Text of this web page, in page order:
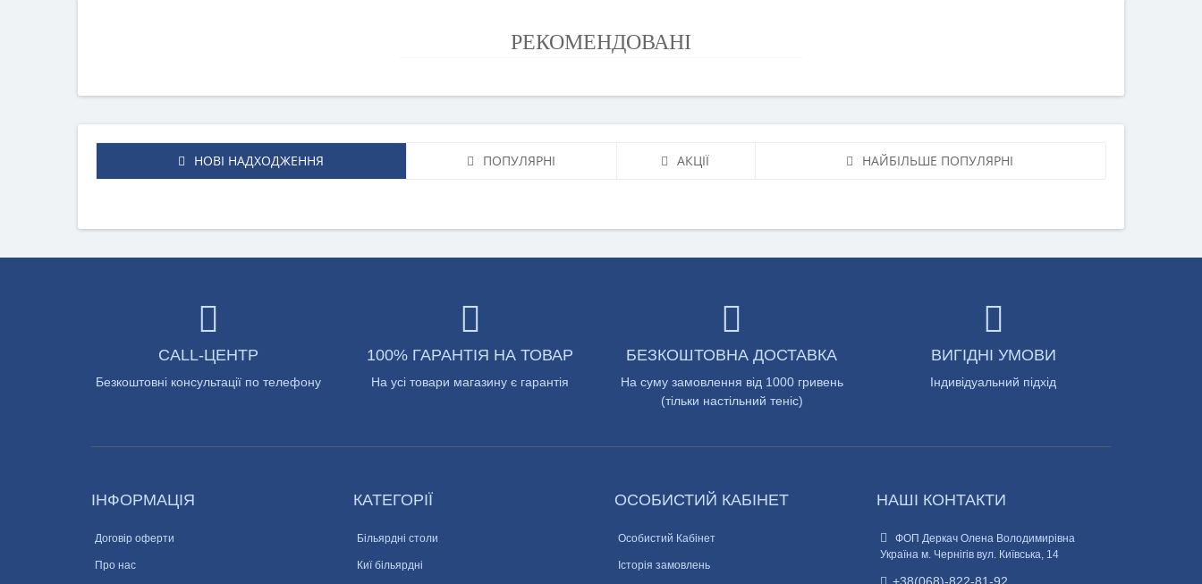
РЕКОМЕНДОВАНІ
НОВІ НАДХОДЖЕННЯ ПОПУЛЯРНІ АКЦІЇ НАЙБІЛЬШЕ ПОПУЛЯРНІ
CALL-ЦЕНТР
Безкоштовні консультації по телефону
100% ГАРАНТІЯ НА ТОВАР
На усі товари магазину є гарантія
БЕЗКОШТОВНА ДОСТАВКА
На суму замовлення від 1000 гривень
(тільки настільний теніс)
ВИГІДНІ УМОВИ
Індивідуальний підхід
ІНФОРМАЦІЯ
Договір оферти
Про нас
КАТЕГОРІЇ
Більярдні столи
Киї більярдні
ОСОБИСТИЙ КАБІНЕТ
Особистий Кабінет
Історія замовлень
НАШІ КОНТАКТИ
ФОП Деркач Олена Володимирівна
Україна м. Чернігів вул. Київська, 14